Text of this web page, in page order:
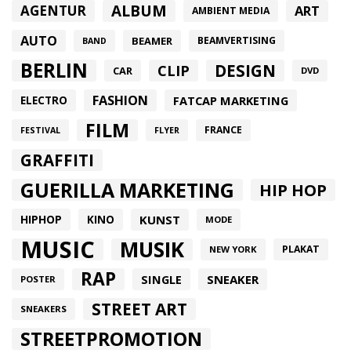
AGENTUR ALBUM AMBIENT MEDIA ART
AUTO BAND BEAMER BEAMVERTISING
BERLIN CAR CLIP DESIGN DVD
ELECTRO FASHION FATCAP MARKETING
FESTIVAL FILM FLYER FRANCE
GRAFFITI
GUERILLA MARKETING HIP HOP
HIPHOP KINO KUNST MODE
MUSIC MUSIK NEW YORK PLAKAT
POSTER RAP SINGLE SNEAKER
SNEAKERS STREET ART
STREETPROMOTION